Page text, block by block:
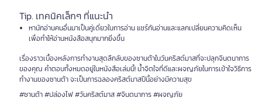
Tip. เทคนิคเล็กๆ ที่แนะนำ
หานักอ่านคนอื่นมาเป็นคู่เดี่ยวในการอ่าน แชร์กันอ่านและแลกเปลี่ยนความคิดเห็น
เพื่อทำให้อ่านหนังสือสนุกมากยิ่งขึ้น
เรื่องราวเบื้องหลังการทำงานสุดลึกลับของซานต้าในวันคริสต์มาสที่จะปลุกจินตนาการ
ของคุณ คำตอบทั้งหมดอยู่ในหนังสือเล่มนี้! น้ำจิตใจที่ดีและผจญภัยในการเข้าใจวิธีการ
ทำงานของซานต้า จะเป็นการฉลองคริสต์มาสปีนี้อย่างมีความสุข
#ซานต้า #ปล่องไฟ #วันคริสต์มาส #จินตนาการ #ผจญภัย